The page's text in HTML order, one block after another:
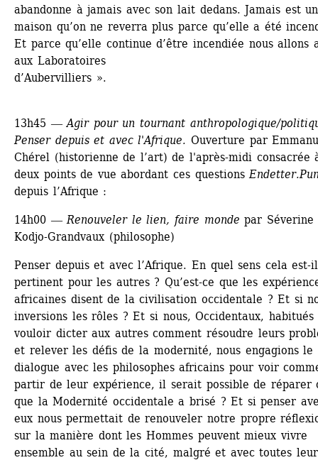
abandonne à jamais avec son lait dedans. Jamais est
maison qu’on ne reverra plus parce qu’elle a été
Et parce qu’elle continue d’être incendiée nous allons
aux Laboratoires
d’Aubervilliers ».
13h45 ― Agir pour un tournant anthropologique/
Penser depuis et avec l'Afrique. Ouverture par
Chérel (historienne de l’art) de l'après-midi consacrée
deux points de vue abordant ces questions
depuis l’Afrique :
14h00 ―Renouveler le lien, faire monde par Séverine
Kodjo-Grandvaux (philosophe)
Penser depuis et avec l’Afrique. En quel sens cela est-il
pertinent pour les autres ? Qu’est-ce que les
africaines disent de la civilisation occidentale ? Et si
inversions les rôles ? Et si nous, Occidentaux, habitués
vouloir dicter aux autres comment résoudre leurs
et relever les défis de la modernité, nous engagions le
dialogue avec les philosophes africains pour voir
partir de leur expérience, il serait possible de réparer
que la Modernité occidentale a brisé ? Et si penser
eux nous permettait de renouveler notre propre
sur la manière dont les Hommes peuvent mieux vivre
ensemble au sein de la cité, malgré et avec toutes